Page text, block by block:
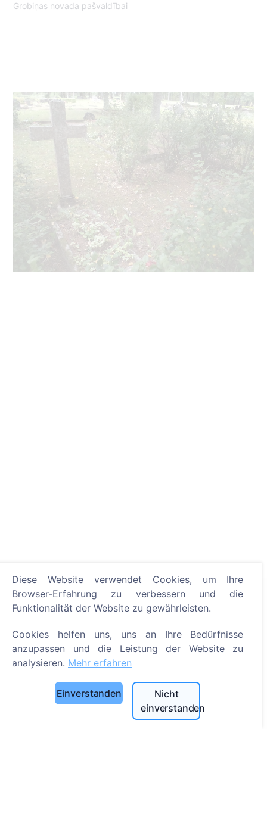
Grobiņas novada pašvaldībai
Informationen
Häufig gestellte Fragen
Veranstaltungen
Liste der Gemeinden und Benutzer
Datenschutzrichtlinie
Zahlungsverfahren
Diese Website verwendet Cookies, um Ihre
Browser-Erfahrung zu verbessern und die
Funktionalität der Website zu gewährleisten.
Cookies helfen uns, uns an Ihre Bedürfnisse
anzupassen und die Leistung der Website zu
analysieren. Mehr erfahren
Einverstanden
Nicht
einverstanden